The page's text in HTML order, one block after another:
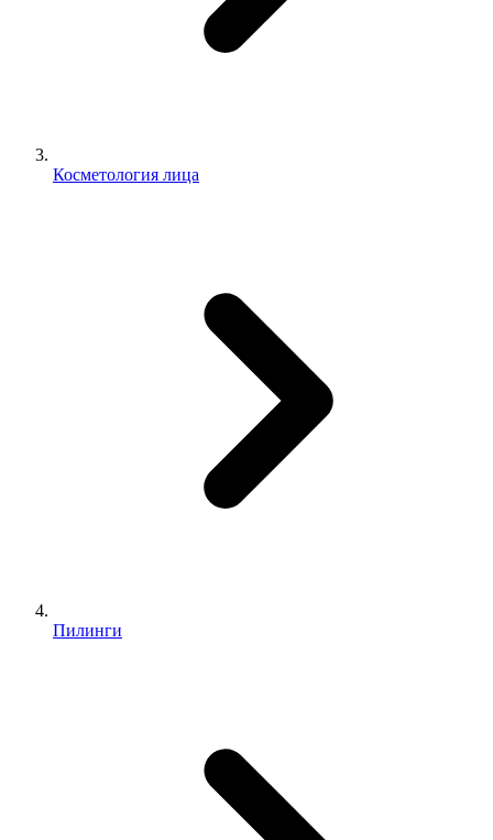
Косметология лица
Пилинги